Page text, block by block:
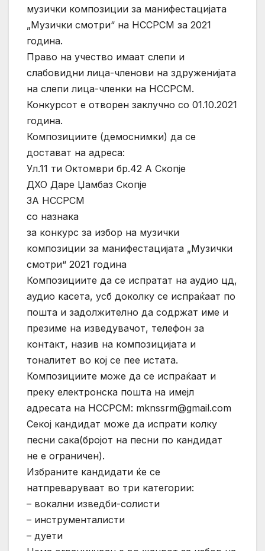
музички композиции за манифестацијата
„Музички смотри“ на НССРСМ за 2021
година.
Право на учество имаат слепи и
слабовидни лица-членови на здруженијата
на слепи лица-членки на НССРСМ.
Конкурсот е отворен заклучно со 01.10.2021
година.
Композициите (демоснимки) да се
достават на адреса:
Ул.11 ти Октомври бр.42 А Скопје
ДХО Даре Џамбаз Скопје
ЗА НССРСМ
со назнака
за конкурс за избор на музички
композиции за манифестацијата „Музички
смотри“ 2021 година
Композициите да се испратат на аудио цд,
аудио касета, усб доколку се испраќаат по
пошта и задолжително да содржат име и
презиме на изведувачот, телефон за
контакт, назив на композицијата и
тоналитет во кој се пее истата.
Композициите може да се испраќаат и
преку електронска пошта на имејл
адресата на НССРСМ: mknssrm@gmail.com
Секој кандидат може да испрати колку
песни сака(бројот на песни по кандидат
не е ограничен).
Избраните кандидати ќе се
натпреваруваат во три категории:
– вокални изведби-солисти
– инструменталисти
– дуети